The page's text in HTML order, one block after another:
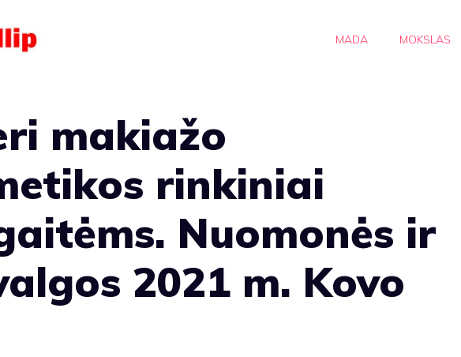
MADA MOKSLAS
makiažo
rinkiniai
Nuomonės ir
2021 m. Kovo